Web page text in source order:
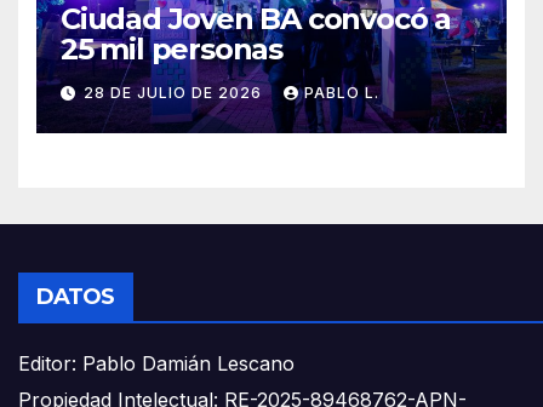
Ciudad Joven BA convocó a
25 mil personas
28 DE JULIO DE 2026 PABLO L.
DATOS
Editor: Pablo Damián Lescano
Propiedad Intelectual: RE-2025-89468762-APN-